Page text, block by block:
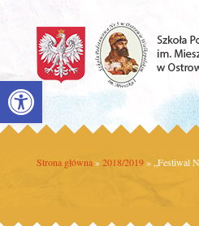
Open toolbar
Strona główna » 2018/2019 »„Festiwal